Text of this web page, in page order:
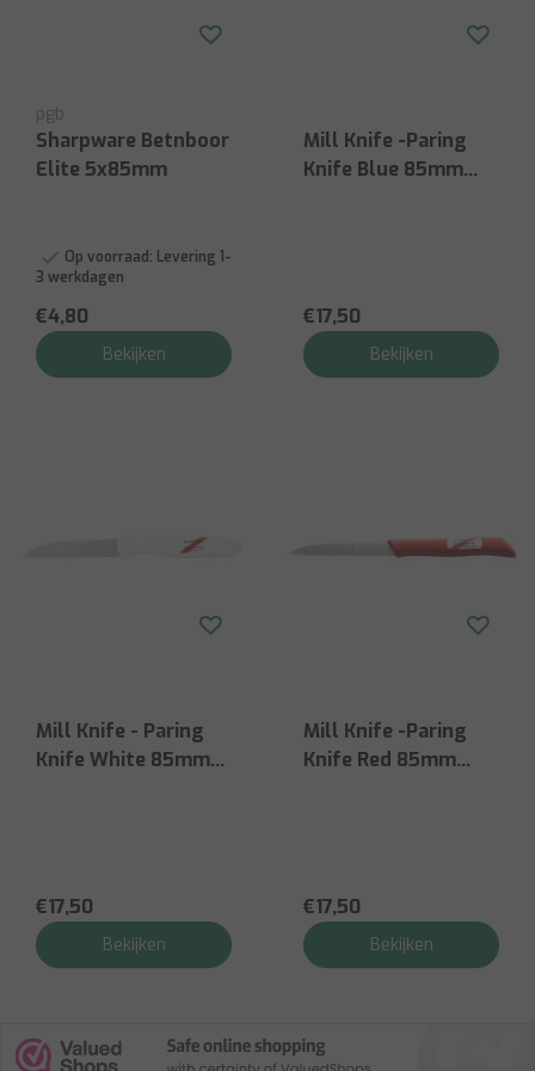
pgb
Sharpware Betnboor
Elite 5x85mm
Op voorraad: Levering 1-
3 werkdagen
€4,80
Bekijken
Mill Knife -Paring
Knife Blue 85mm
€17,50
Bekijken
Mill Knife - Paring
Knife White 85mm
€17,50
Bekijken
Mill Knife -Paring
Knife Red 85mm
€17,50
Bekijken